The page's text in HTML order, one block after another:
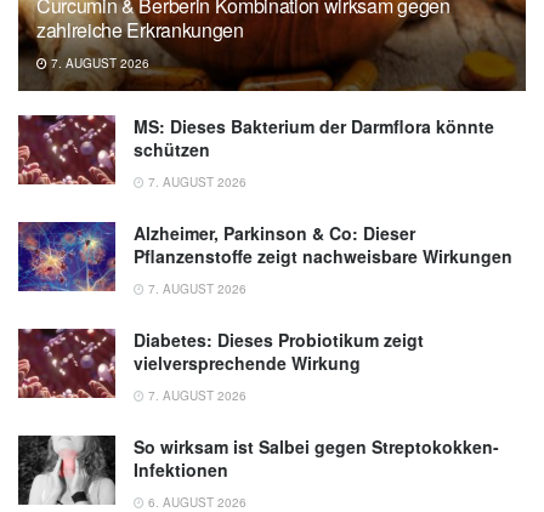
zahlreiche Erkrankungen
7. AUGUST 2026
MS: Dieses Bakterium der Darmflora könnte
schützen
7. AUGUST 2026
Alzheimer, Parkinson & Co: Dieser
Pflanzenstoffe zeigt nachweisbare Wirkungen
7. AUGUST 2026
Diabetes: Dieses Probiotikum zeigt
vielversprechende Wirkung
7. AUGUST 2026
So wirksam ist Salbei gegen Streptokokken-
Infektionen
6. AUGUST 2026